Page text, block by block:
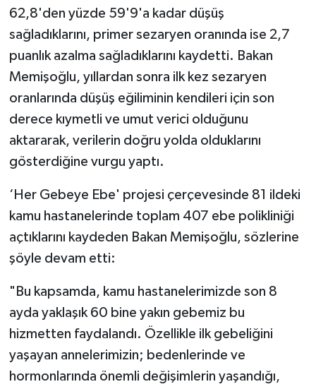
62,8'den yüzde 59'9'a kadar düşüş
sağladıklarını, primer sezaryen oranında ise 2,7
puanlık azalma sağladıklarını kaydetti. Bakan
Memişoğlu, yıllardan sonra ilk kez sezaryen
oranlarında düşüş eğiliminin kendileri için son
derece kıymetli ve umut verici olduğunu
aktararak, verilerin doğru yolda olduklarını
gösterdiğine vurgu yaptı.
‘Her Gebeye Ebe' projesi çerçevesinde 81 ildeki
kamu hastanelerinde toplam 407 ebe polikliniği
açtıklarını kaydeden Bakan Memişoğlu, sözlerine
şöyle devam etti:
"Bu kapsamda, kamu hastanelerimizde son 8
ayda yaklaşık 60 bine yakın gebemiz bu
hizmetten faydalandı. Özellikle ilk gebeliğini
yaşayan annelerimizin; bedenlerinde ve
hormonlarında önemli değişimlerin yaşandığı,